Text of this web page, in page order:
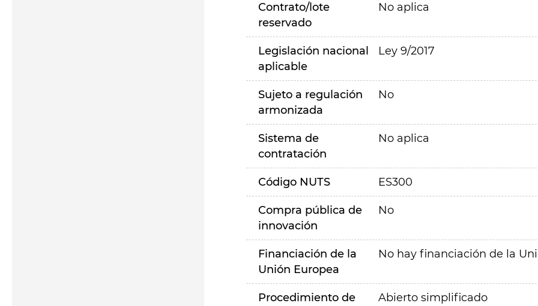
Contrato/lote
reservado
No aplica
Legislación nacional
aplicable
Ley 9/2017
Sujeto a regulación
armonizada
No
Sistema de
contratación
No aplica
Código NUTS ES300
Compra pública de
innovación
No
Financiación de la
Unión Europea
No hay financiación de la
Procedimiento de
Abierto simplificado